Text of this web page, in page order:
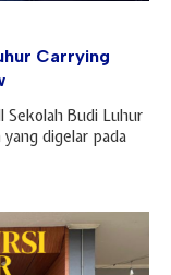
Carrying
Sekolah Budi Luhur
digelar pada